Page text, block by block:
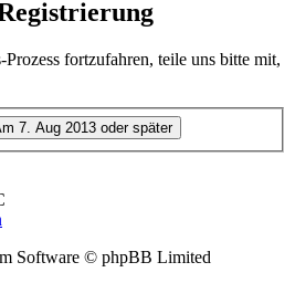
fortzufahren, teile uns bitte mit,
Software © phpBB Limited